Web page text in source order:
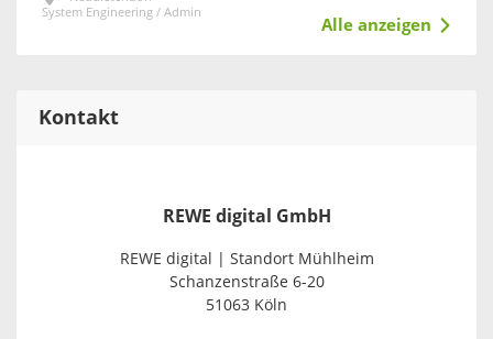
System Engineering / Admin
Alle anzeigen
Kontakt
REWE digital GmbH
REWE digital | Standort Mühlheim
Schanzenstraße 6-20
51063 Köln